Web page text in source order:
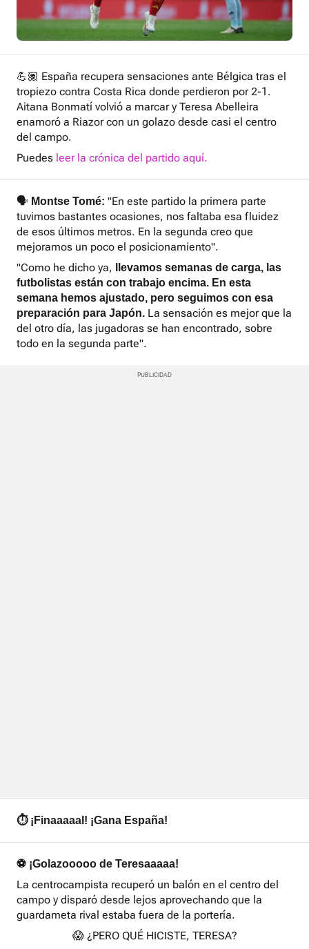
💪🏽 España recupera sensaciones ante Bélgica tras el
tropiezo contra Costa Rica donde perdieron por 2-1.
Aitana Bonmatí volvió a marcar y Teresa Abelleira
enamoró a Riazor con un golazo desde casi el centro
del campo.
Puedes leer la crónica del partido aquí.
🗣️ Montse Tomé: "En este partido la primera parte
tuvimos bastantes ocasiones, nos faltaba esa fluidez
de esos últimos metros. En la segunda creo que
mejoramos un poco el posicionamiento".
"Como he dicho ya,
llevamos semanas de carga, las
futbolistas están con trabajo encima. En esta
semana hemos ajustado, pero seguimos con esa
preparación para Japón. La sensación es mejor que la
del otro día, las jugadoras se han encontrado, sobre
todo en la segunda parte".
⏱️ ¡Finaaaaal! ¡Gana España!
⚽ ¡Golazooooo de Teresaaaaa!
La centrocampista recuperó un balón en el centro del
campo y disparó desde lejos aprovechando que la
guardameta rival estaba fuera de la portería.
😱 ¿PERO QUÉ HICISTE, TERESA?